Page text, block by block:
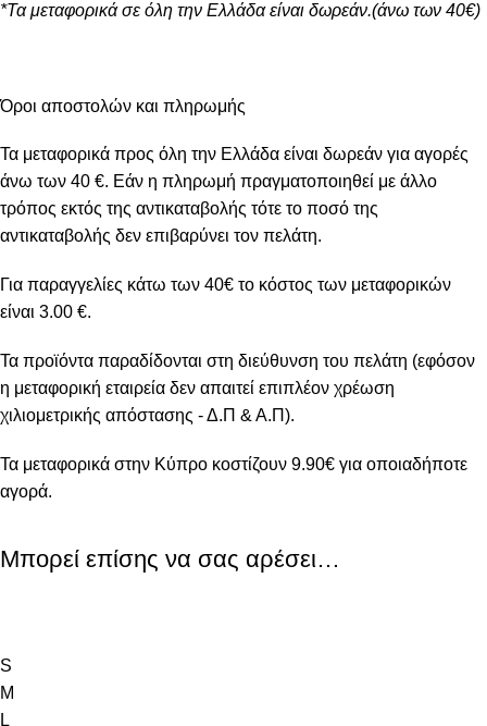
*Τα μεταφορικά σε όλη την Ελλάδα είναι δωρεάν.(άνω των 40€)
Όροι αποστολών και πληρωμής
Τα μεταφορικά προς όλη την Ελλάδα είναι δωρεάν για αγορές
άνω των 40 €. Εάν η πληρωμή πραγματοποιηθεί με άλλο
τρόπος εκτός της αντικαταβολής τότε το ποσό της
αντικαταβολής δεν επιβαρύνει τον πελάτη.
Για παραγγελίες κάτω των 40€ το κόστος των μεταφορικών
είναι 3.00 €.
Τα προϊόντα παραδίδονται στη διεύθυνση του πελάτη (εφόσον
η μεταφορική εταιρεία δεν απαιτεί επιπλέον χρέωση
χιλιομετρικής απόστασης - Δ.Π & Α.Π).
Τα μεταφορικά στην Κύπρο κοστίζουν 9.90€ για οποιαδήποτε
αγορά.
Μπορεί επίσης να σας αρέσει…
S
M
L